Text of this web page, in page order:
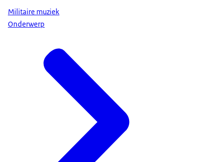
Militaire muziek
Onderwerp